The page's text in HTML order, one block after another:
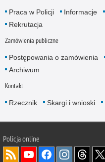
Praca w Policji Informacje
Rekrutacja
Zamówienia publiczne
Postępowania o zamówienia
Archiwum
Kontakt
Rzecznik Skargi i wnioski
Policjaonline